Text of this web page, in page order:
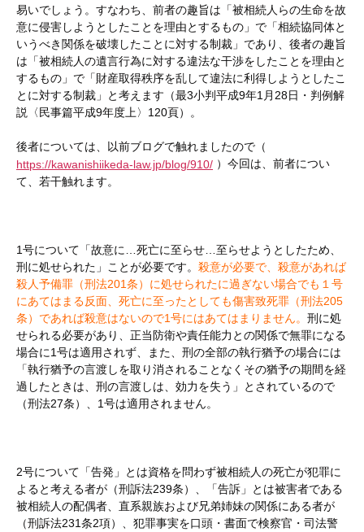
易いでしょう。すなわち、前者の趣旨は「被相続人らの生命を故
意に侵害しようとしたことを理由とするもの」で「相続協同体と
いうべき関係を破壊したことに対する制裁」であり、後者の趣旨
は「被相続人の遺言行為に対する違法な干渉をしたことを理由と
するもの」で「財産取得秩序を乱して違法に利得しようとしたこ
とに対する制裁」と考えます（最3小判平成9年1月28日・判例解
説〈民事篇平成9年度上〉120頁）。
後者については、以前ブログで触れましたので（
https://kawanishiikeda-law.jp/blog/910/ ）今回は、前者につい
て、若干触れます。
1号について「故意に…死亡に至らせ…至らせようとしたため、
刑に処せられた」ことが必要です。 殺意が必要で、殺意があれば
殺人予備罪（刑法201条）に処せられたに過ぎない場合でも１号
にあてはまる反面、死亡に至ったとしても傷害致死罪（刑法205
条）であれば殺意はないので1号にはあてはまりません。 刑に処
せられる必要があり、正当防衛や責任能力との関係で無罪になる
場合に1号は適用されず、また、刑の全部の執行猶予の場合には
「執行猶予の言渡しを取り消されることなくその猶予の期間を経
過したときは、刑の言渡しは、効力を失う」とされているので
（刑法27条）、1号は適用されません。
2号について「告発」とは資格を問わず被相続人の死亡が犯罪に
よると考える者が（刑訴法239条）、「告訴」とは被害者である
被相続人の配偶者、直系親族および兄弟姉妹の関係にある者が
（刑訴法231条2項）、犯罪事実を口頭・書面で検察官・司法警